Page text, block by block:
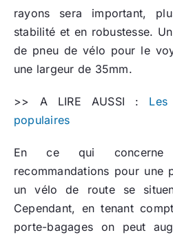
rayons sera important,
stabilité et en robustesse.
de pneu de vélo pour le
une largeur de 35mm.
>> A LIRE AUSSI :
populaires
En ce qui
recommandations pour une
un vélo de route se
Cependant, en tenant
porte-bagages on peut